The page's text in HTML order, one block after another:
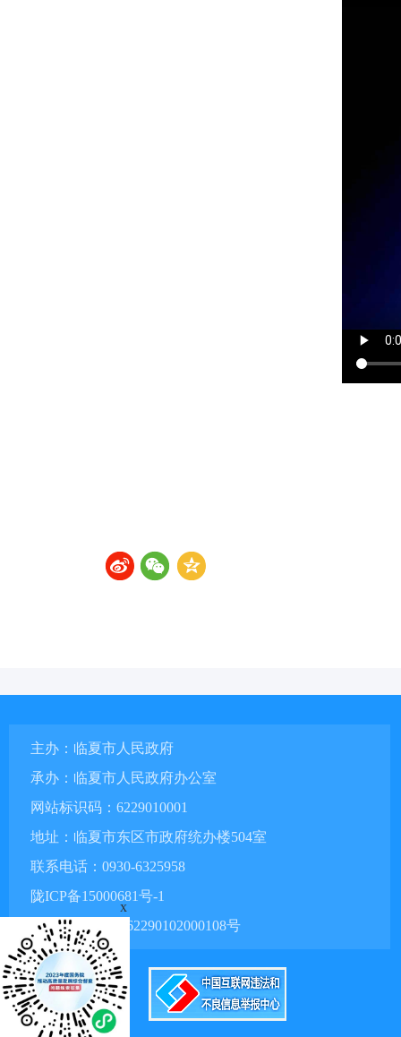
主办：临夏市人民政府
承办：临夏市人民政府办公室
网站标识码：6229010001
地址：临夏市东区市政府统办楼504室
联系电话：0930-6325958
陇ICP备15000681号-1
甘公网安备 62290102000108号
x